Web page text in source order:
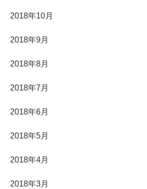
2018年10月
2018年9月
2018年8月
2018年7月
2018年6月
2018年5月
2018年4月
2018年3月